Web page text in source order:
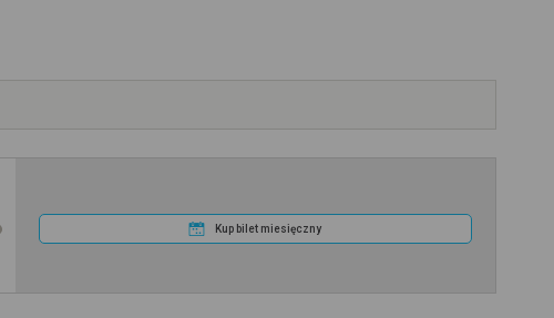
Kup bilet miesięczny